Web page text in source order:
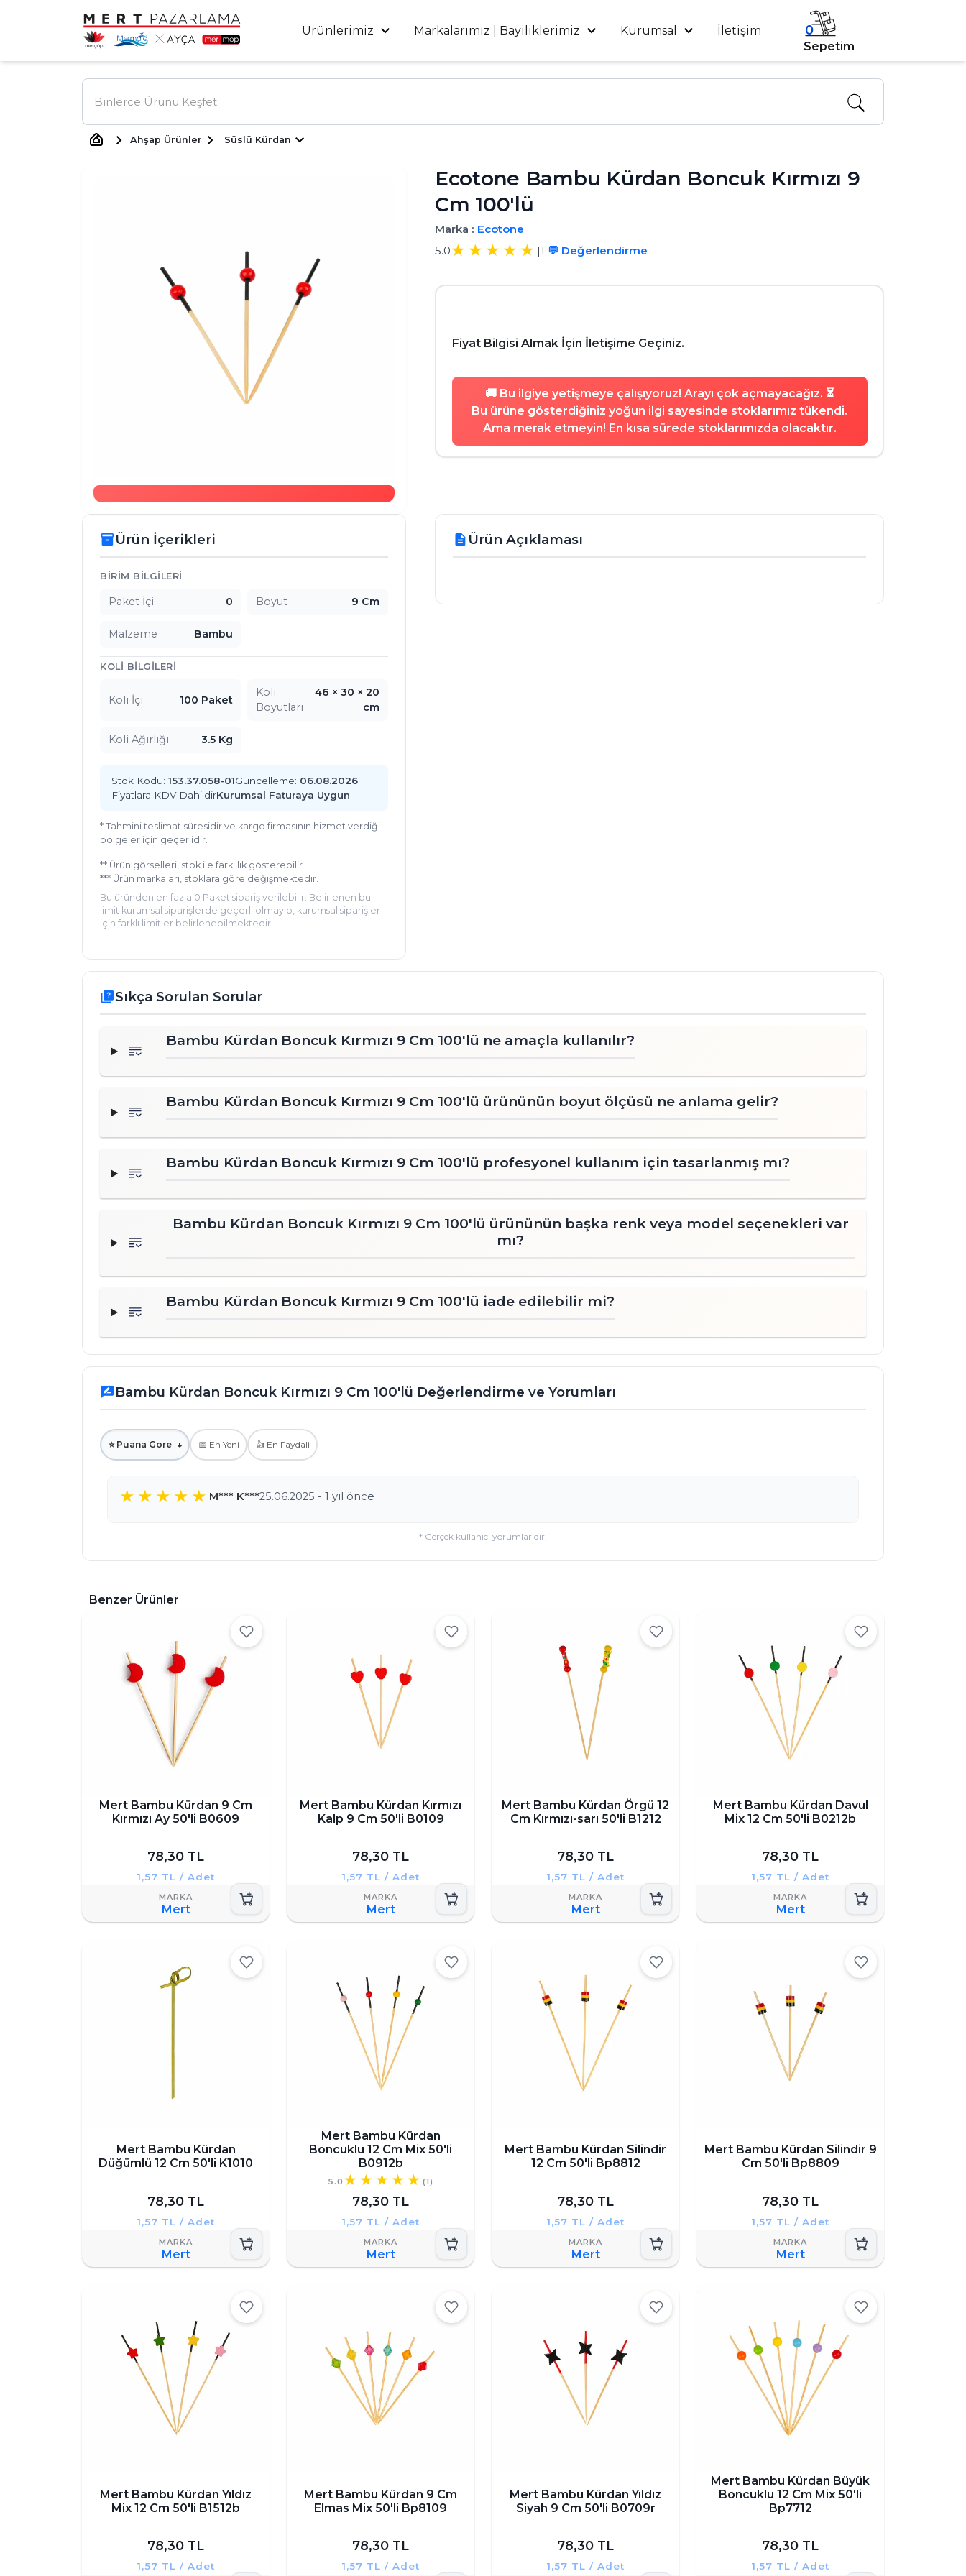
Ürünlerimiz Markalarımız | Bayiliklerimiz Kurumsal İletişim 0
Sepetim
Ahşap Ürünler Süslü Kürdan
Ecotone Bambu Kürdan Boncuk Kırmızı 9
Cm 100'lü
Marka : Ecotone
5.0
|1 💬 Değerlendirme
Fiyat Bilgisi Almak İçin İletişime Geçiniz.
🚚 Bu ilgiye yetişmeye çalışıyoruz! Arayı çok açmayacağız. ⏳
Bu ürüne gösterdiğiniz yoğun ilgi sayesinde stoklarımız tükendi.
Ama merak etmeyin! En kısa sürede stoklarımızda olacaktır.
description Ürün Açıklaması
inventory_2Ürün İçerikleri
Ürün İçerikleri
BIRIM BILGILERI
Paket İçi 0 Boyut 9 Cm
Malzeme Bambu
KOLI BILGILERI
Koli İçi 100 Paket
Koli
Boyutları
46 × 30 × 20
cm
Koli Ağırlığı 3.5 Kg
Stok Kodu: 153.37.058-01Güncelleme: 06.08.2026
Fiyatlara KDV DahildirKurumsal Faturaya Uygun
* Tahmini teslimat süresidir ve kargo firmasının hizmet verdiği
bölgeler için geçerlidir.
** Ürün görselleri, stok ile farklılık gösterebilir.
*** Ürün markaları, stoklara göre değişmektedir.
Bu üründen en fazla 0 Paket sipariş verilebilir. Belirlenen bu
limit kurumsal siparişlerde geçerli olmayıp, kurumsal siparişler
için farklı limitler belirlenebilmektedir.
quizSıkça Sorulan Sorular
Bambu Kürdan Boncuk Kırmızı 9 Cm 100'lü ne amaçla kullanılır?
Bambu Kürdan Boncuk Kırmızı 9 Cm 100'lü ürününün boyut ölçüsü ne anlama gelir?
Bambu Kürdan Boncuk Kırmızı 9 Cm 100'lü profesyonel kullanım için tasarlanmış mı?
Bambu Kürdan Boncuk Kırmızı 9 Cm 100'lü ürününün başka renk veya model seçenekleri var
mı?
Bambu Kürdan Boncuk Kırmızı 9 Cm 100'lü iade edilebilir mi?
rate_reviewBambu Kürdan Boncuk Kırmızı 9 Cm 100'lü Değerlendirme ve Yorumları
⭐ Puana Gore ↓ 📅 En Yeni 👍 En Faydali
M*** K***25.06.2025 - 1 yıl önce
* Gerçek kullanıcı yorumlarıdır.
Benzer Ürünler
Mert Bambu Kürdan 9 Cm
Kırmızı Ay 50'li B0609
78,30 TL
1,57 TL / Adet
Mert
Mert Bambu Kürdan Kırmızı
Kalp 9 Cm 50'li B0109
78,30 TL
1,57 TL / Adet
Mert
Mert Bambu Kürdan Örgü 12
Cm Kırmızı-sarı 50'li B1212
78,30 TL
1,57 TL / Adet
Mert
Mert Bambu Kürdan Davul
Mix 12 Cm 50'li B0212b
78,30 TL
1,57 TL / Adet
Mert
Mert Bambu Kürdan
Düğümlü 12 Cm 50'li K1010
78,30 TL
1,57 TL / Adet
Mert
Mert Bambu Kürdan
Boncuklu 12 Cm Mix 50'li
B0912b
5.0 (1)
78,30 TL
1,57 TL / Adet
Mert
Mert Bambu Kürdan Silindir
12 Cm 50'li Bp8812
78,30 TL
1,57 TL / Adet
Mert
Mert Bambu Kürdan Silindir 9
Cm 50'li Bp8809
78,30 TL
1,57 TL / Adet
Mert
Mert Bambu Kürdan Yıldız
Mix 12 Cm 50'li B1512b
78,30 TL
1,57 TL / Adet
Mert Bambu Kürdan 9 Cm
Elmas Mix 50'li Bp8109
78,30 TL
1,57 TL / Adet
Mert Bambu Kürdan Yıldız
Siyah 9 Cm 50'li B0709r
78,30 TL
1,57 TL / Adet
Mert Bambu Kürdan Büyük
Boncuklu 12 Cm Mix 50'li
Bp7712
78,30 TL
1,57 TL / Adet